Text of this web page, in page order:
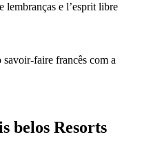
lembranças e l’esprit libre
savoir-faire francês com a
belos Resorts